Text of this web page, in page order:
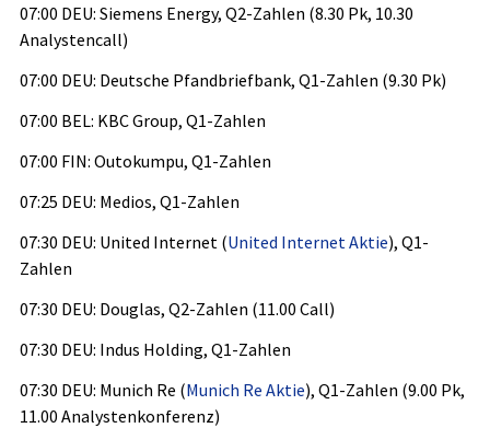
07:00 DEU: Siemens Energy, Q2-Zahlen (8.30 Pk, 10.30
Analystencall)
07:00 DEU: Deutsche Pfandbriefbank, Q1-Zahlen (9.30 Pk)
07:00 BEL: KBC Group, Q1-Zahlen
07:00 FIN: Outokumpu, Q1-Zahlen
07:25 DEU: Medios, Q1-Zahlen
07:30 DEU: United Internet (United Internet Aktie), Q1-
Zahlen
07:30 DEU: Douglas, Q2-Zahlen (11.00 Call)
07:30 DEU: Indus Holding, Q1-Zahlen
07:30 DEU: Munich Re (Munich Re Aktie), Q1-Zahlen (9.00 Pk,
11.00 Analystenkonferenz)